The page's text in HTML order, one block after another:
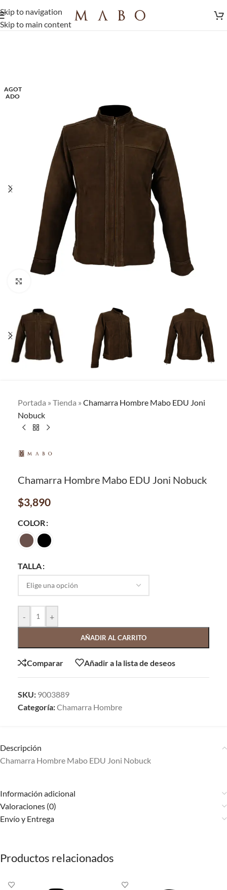
Skip to navigation
Skip to main content
AGOT
ADO
Portada » Tienda » Chamarra Hombre Mabo EDU Joni
Nobuck
Chamarra Hombre Mabo EDU Joni Nobuck
$3,890
COLOR
TALLA
- +
AÑADIR AL CARRITO
Comparar Añadir a la lista de deseos
SKU: 9003889
Categoría:Chamarra Hombre
Descripción
Chamarra Hombre Mabo EDU Joni Nobuck
Información adicional
Valoraciones (0)
Envío y Entrega
Productos relacionados